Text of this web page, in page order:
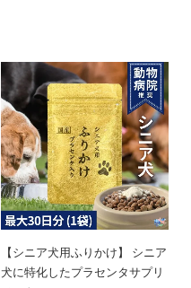
【シニア犬用ふりかけ】 シニア
犬に特化したプラセンタサプリ